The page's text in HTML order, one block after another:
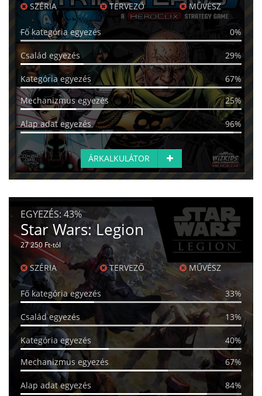
SZÉRIA TERVEZŐ MŰVÉSZ
Fő kategória egyezés 0%
Család egyezés 29%
Kategória egyezés
67%
Mechanizmus egyezés
25%
Alap adat egyezés 96%
ÁRKALKULÁTOR
EGYEZÉS: 43%
Star Wars: Legion
27 250 Ft-tól
SZÉRIA TERVEZŐ MŰVÉSZ
Fő kategória egyezés 33%
Család egyezés 13%
Kategória egyezés
40%
Mechanizmus egyezés
67%
Alap adat egyezés 84%